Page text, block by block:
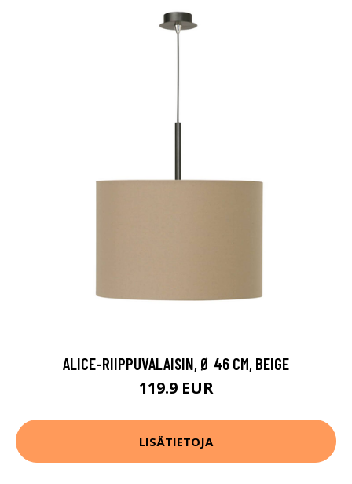
ALICE-RIIPPUVALAISIN, Ø 46 CM, BEIGE
119.9 EUR
LISÄTIETOJA